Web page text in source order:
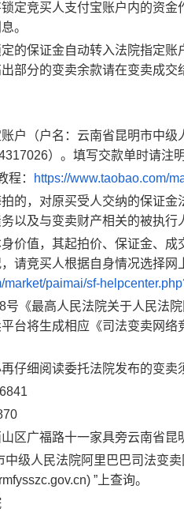
定竞买人支付宝账户内的资
。
的保证金自动转入法院指定
部分的变卖余款请在变卖成交
户（户名：云南省昆明市中
）。填写交款单时请注
程：
https://www.taobao.com/
的，对原买受人交纳的保证
以及与变卖财产相关的被执行
价值，其起拍价、保证金、
请竞买人根据自身情况选择
market/paimai/sf-
号《最高人民法院关于人民法
台将生成相应《司法变卖网
仔细阅读委托法院发布的变卖
1
区广福路十一家具旁云南省昆
中级人民法院阿里巴巴司法变卖
”上查询。